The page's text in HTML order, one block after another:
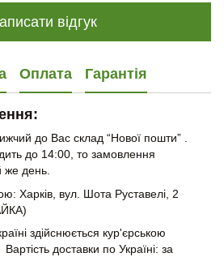
відгук
Оплата Гарантія
до Вас склад “Нової пошти” .
до 14:00, то замовлення
же день.
Харків, вул. Шота Руставелі, 2
здійснюється кур'єрською
доставки по Україні: за